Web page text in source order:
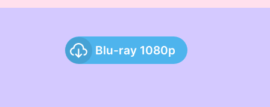
Blu-ray 1080p